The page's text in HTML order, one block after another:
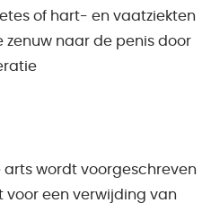
of hart- en vaatziekten
zenuw naar de penis door
wordt voorgeschreven
voor een verwijding van